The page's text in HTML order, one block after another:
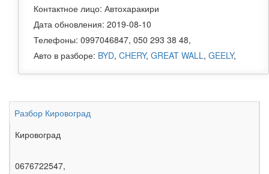
Контактное лицо: Автохаракири
Дата обновления: 2019-08-10
Телефоны: 0997046847, 050 293 38 48,
Авто в разборе: BYD, CHERY, GREAT WALL, GEELY,
Разбор Кировоград
Кировоград
0676722547,